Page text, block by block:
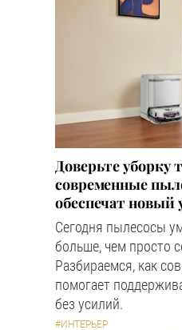
Доверьте уборку
современные
обеспечат новый
Сегодня пылесосы
больше, чем просто
Разбираемся, как
помогает
без усилий.
#ИНТЕРЬЕР